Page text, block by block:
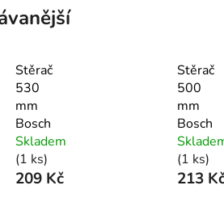
Stěrač
530
mm
Bosch
Skladem
(1 ks)
209 Kč
Stěrač
500
mm
Bosch
(1 ks)
213